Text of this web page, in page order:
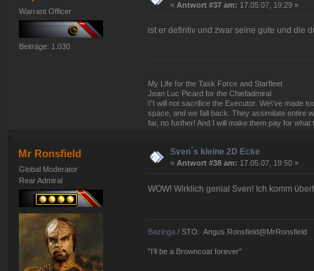
Warrant Officer
Beiträge: 1.030
« Antwort #37 am: 17.05.07, 19:29 »
ist er defintiv und zwar seine gute und die
My Life for the Task Force and Starfleet
Jean Luc Picard for the Chiefadmiral
\"I will not sacrifice the Executor. We\'ve made
space, and we fall back. They assimilate entire
far, no further! And I will make them pay for what
Mr Ronsfield
Global Moderator
Rear Admiral
Sven´s kleine 2D Ecke
« Antwort #38 am: 17.05.07, 19:50 »
WOW! Wirklich genial Sven! Ich komm
Bazinga/ STO: Angus Ronsfield@MrRonsfield
"I'll be a Browncoat forever"